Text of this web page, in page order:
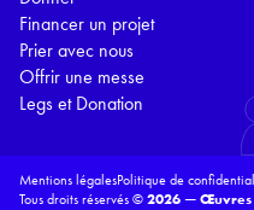
Financer un projet
Prier avec nous
Offrir une messe
Legs et Donation
Mentions légalesPolitique de
Tous droits réservés ©2026 — Œuvres